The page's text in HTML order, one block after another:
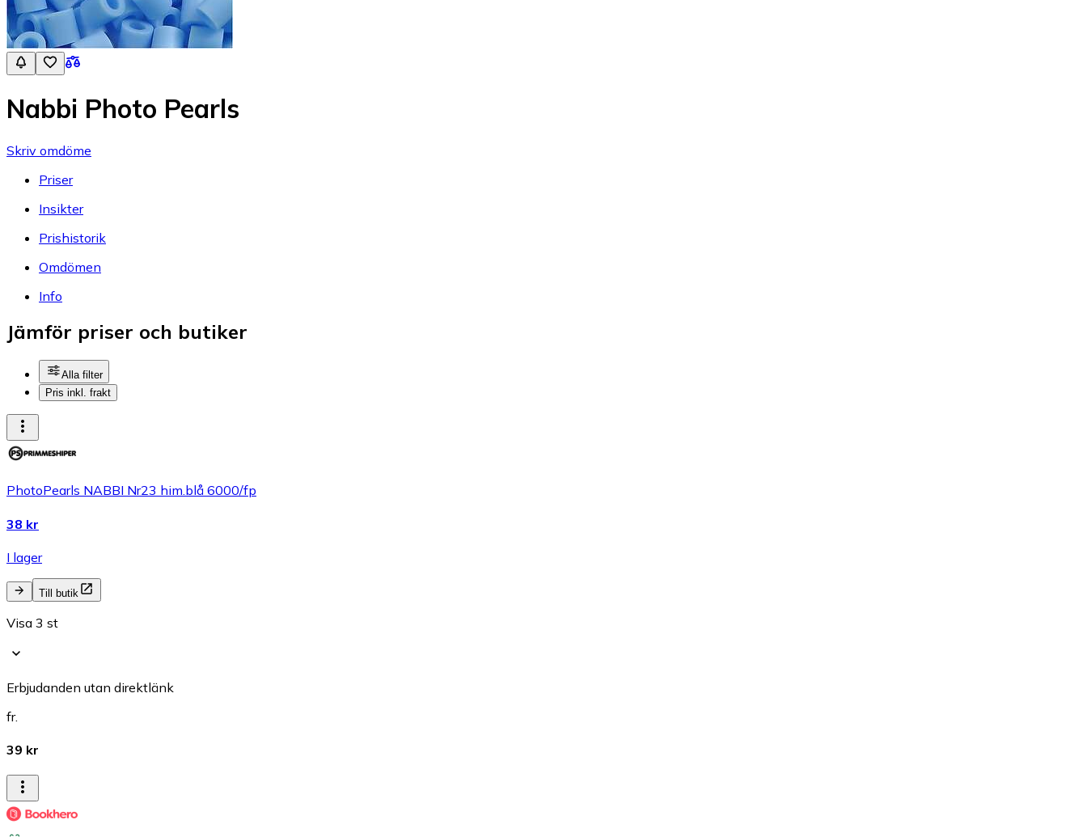
Nabbi Photo Pearls
Skriv omdöme
Priser
Insikter
Prishistorik
Omdömen
Info
Jämför priser och butiker
Alla filter
Pris inkl. frakt
PhotoPearls NABBI Nr23 him.blå 6000/fp
38 kr
I lager
Till butik
Visa 3 st
Erbjudanden utan direktlänk
fr.
39 kr